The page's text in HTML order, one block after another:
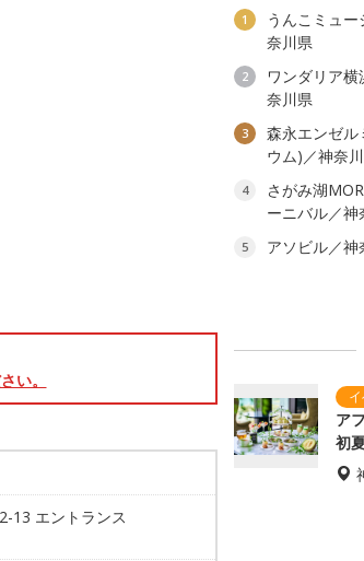
い。
13 エントランス
1
うんこミュ
奈川県
2
ワンダリア
奈川県
3
森永エンゼル
ウム)／神奈
4
さがみ湖
ーニバル／神
5
アソビル／神
ア
初